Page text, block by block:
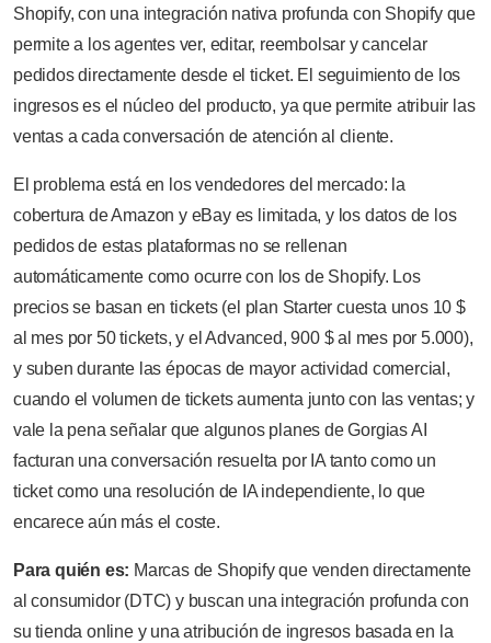
Shopify, con una integración nativa profunda con Shopify que
permite a los agentes ver, editar, reembolsar y cancelar
pedidos directamente desde el ticket. El seguimiento de los
ingresos es el núcleo del producto, ya que permite atribuir las
ventas a cada conversación de atención al cliente.
El problema está en los vendedores del mercado: la
cobertura de Amazon y eBay es limitada, y los datos de los
pedidos de estas plataformas no se rellenan
automáticamente como ocurre con los de Shopify. Los
precios se basan en tickets (el plan Starter cuesta unos 10 $
al mes por 50 tickets, y el Advanced, 900 $ al mes por 5.000),
y suben durante las épocas de mayor actividad comercial,
cuando el volumen de tickets aumenta junto con las ventas; y
vale la pena señalar que algunos planes de Gorgias AI
facturan una conversación resuelta por IA tanto como un
ticket como una resolución de IA independiente, lo que
encarece aún más el coste.
Para quién es: Marcas de Shopify que venden directamente
al consumidor (DTC) y buscan una integración profunda con
su tienda online y una atribución de ingresos basada en la